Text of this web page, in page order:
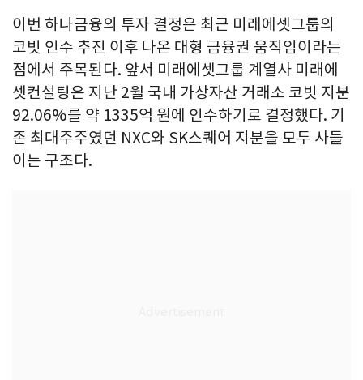
이번 하나금융의 투자 결정은 최근 미래에셋그룹의
코빗 인수 추진 이후 나온 대형 금융권 움직임이라는
점에서 주목된다. 앞서 미래에셋그룹 계열사 미래에
셋컨설팅은 지난 2월 국내 가상자산 거래소 코빗 지분
92.06%를 약 1335억 원에 인수하기로 결정했다. 기
존 최대주주였던 NXC와 SK스퀘어 지분을 모두 사들
이는 구조다.